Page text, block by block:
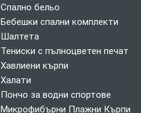
Спално бельо
Бебешки спални комплекти
Шалтета
Тениски с пълноцветен печат
Хавлиени кърпи
Халати
Пончо за водни спортове
Микрофибърни Плажни Кърпи